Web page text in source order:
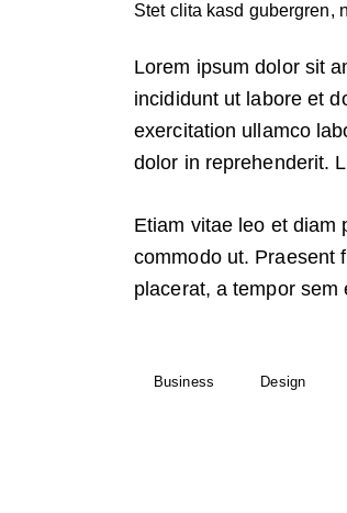
Stet clita kasd gubergren,
Lorem ipsum dolor sit
incididunt ut labore et
exercitation ullamco
dolor in reprehenderit.
Etiam vitae leo et diam
commodo ut. Praesent
placerat, a tempor
Business Design